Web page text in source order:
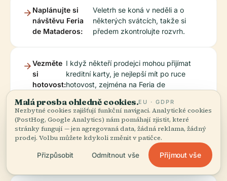
Naplánujte si
návštěvu Feria
de Mataderos:
Veletrh se koná v neděli a o
některých svátcích, takže si
předem zkontrolujte rozvrh.
Vezměte
si
hotovost:
I když někteří prodejci mohou přijímat
kreditní karty, je nejlepší mít po ruce
hotovost, zejména na Feria de
Oblékněte
se
Noste pohodlnou obuv, protože budete
hodně chodit, zejména pokud budete
prozkoumávat Feria de Mataderos nebo
Parque Avellaneda.
Malá prosba ohledně cookies.EU · GDPR
Nezbytné cookies zajišťují funkční navigaci. Analytické cookies
(PostHog, Google Analytics) nám pomáhají zjistit, které
stránky fungují — jen agregovaná data, žádná reklama, žádný
prodej. Volbu můžete kdykoli změnit v patičce.
Přizpůsobit Odmítnout vše Přijmout vše